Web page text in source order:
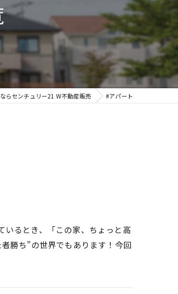
アパート
土地
空き家
らセンチュリー21 W不動産販売 #アパート
いるとき、「この家、ちょっと高
勝ち”の世界でもあります！今回